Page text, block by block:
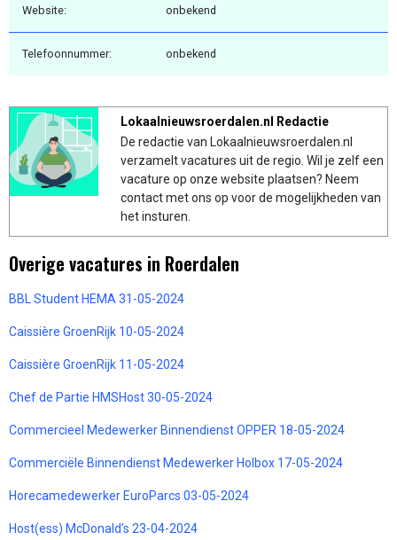
Website: onbekend
Telefoonnummer: onbekend
Lokaalnieuwsroerdalen.nl Redactie
De redactie van Lokaalnieuwsroerdalen.nl
verzamelt vacatures uit de regio. Wil je zelf een
vacature op onze website plaatsen? Neem
contact met ons op voor de mogelijkheden van
het insturen.
Overige vacatures in Roerdalen
BBL Student HEMA 31-05-2024
Caissière GroenRijk 10-05-2024
Caissière GroenRijk 11-05-2024
Chef de Partie HMSHost 30-05-2024
Commercieel Medewerker Binnendienst OPPER 18-05-2024
Commerciële Binnendienst Medewerker Holbox 17-05-2024
Horecamedewerker EuroParcs 03-05-2024
Host(ess) McDonald’s 23-04-2024